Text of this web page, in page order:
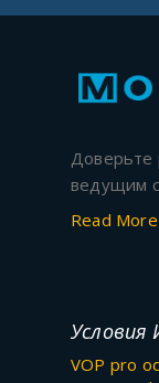
Доверьте
ведущим
Read More
Условия
VOP pro